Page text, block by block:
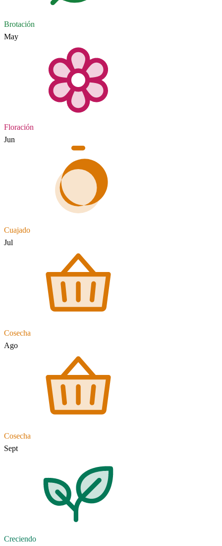
Brotación
May
Floración
Jun
Cuajado
Jul
Cosecha
Ago
Cosecha
Sept
Creciendo